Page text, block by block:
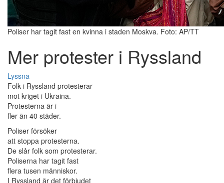
Poliser har tagit fast en kvinna i staden Moskva. Foto: AP/TT
Mer protester i Ryssland
Lyssna
Folk i Ryssland protesterar
mot kriget i Ukraina.
Protesterna är i
fler än 40 städer.
Poliser försöker
att stoppa protesterna.
De slår folk som protesterar.
Poliserna har tagit fast
flera tusen människor.
I Ryssland är det förbjudet